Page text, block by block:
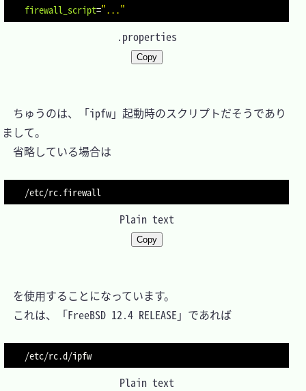
firewall_script="..."
.properties
Copy
ちゅうのは、「ipfw」起動時のスクリプトだそうであり
まして。
省略している場合は
Plain text
Copy
を使用することになっています。
これは、「FreeBSD 12.4 RELEASE」であれば
/etc/rc.d/ipfw
Plain text